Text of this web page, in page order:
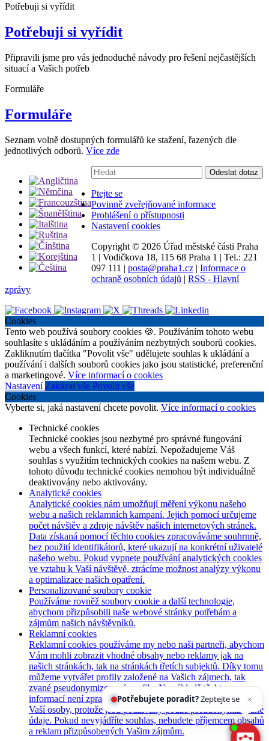
Potřebuji si vyřídit
Potřebuji si vyřídit
Připravili jsme pro vás jednoduché návody pro řešení nejčastějších
situací a Vašich potřeb
Formuláře
Formuláře
Seznam volně dostupných formulářů ke stažení, řazených dle
jednotlivých odborů. Více zde
Vyhledávání:
Odeslat dotaz
Ptejte se
Povinně zveřejňované informace
Prohlášení o přístupnosti
Nastavení cookies
Copyright © 2026 Úřad městské části Praha
1 | Vodičkova 18, 115 68 Praha 1 | Tel.: 221
097 111 | posta@praha1.cz | Informace o
ochraně osobních údajů | RSS - Hlavní
zprávy
Cookies
Tento web používá soubory cookies 🍪. Používáním tohoto webu
souhlasíte s ukládáním a používáním nezbytných souborů cookies.
Zakliknutím tlačítka "Povolit vše" udělujete souhlas k ukládání a
používání i dalších souborů cookies jako jsou statistické, preferenční
a marketingové. Více informací o cookies
Nastavení Zakázat vše Povolit vše
Cookies
Vyberte si, jaká nastavení chcete povolit. Více informací o cookies
Technické cookies
Technické cookies jsou nezbytné pro správné fungování
webu a všech funkcí, které nabízí. Nepožadujeme Váš
souhlas s využitím technických cookies na našem webu. Z
tohoto důvodu technické cookies nemohou být individuálně
deaktivovány nebo aktivovány.
Analytické cookies
Analytické cookies nám umožňují měření výkonu našeho
webu a našich reklamních kampaní. Jejich pomocí určujeme
počet návštěv a zdroje návštěv našich internetových stránek.
Data získaná pomocí těchto cookies zpracováváme souhrnně,
bez použití identifikátorů, které ukazují na konkrétní uživatelé
našeho webu. Pokud vypnete používání analytických cookies
ve vztahu k Vaší návštěvě, ztrácíme možnost analýzy výkonu
a optimalizace našich opatření.
Personalizované soubory cookie
Používáme rovněž soubory cookie a další technologie,
abychom přizpůsobili naše webové stránky potřebám a
zájmům našich návštěvníků.
Reklamní cookies
Reklamní cookies používáme my nebo naši partneři, abychom
Vám mohli zobrazit vhodné obsahy nebo reklamy jak na
našich stránkách, tak na stránkách třetích subjektů. Díky tomu
můžeme vytvářet profily založené na Vašich zájmech, tak
zvané pseudonymizované profily. Na základě těchto
informací není zpravidla možná bezprostřední identifikace
Vaší osoby, protože jsou používány pouze pseudonymizované
údaje. Pokud nevyjádříte souhlas, nebudete příjemcem obsahů
a reklam přizpůsobených Vašim zájmům.
Potřebujete poradit?Zeptejte se našeho asistentaC